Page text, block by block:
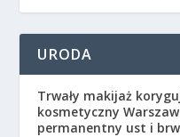
URODA
Trwały makijaż
kosmetyczny
permanentny ust i